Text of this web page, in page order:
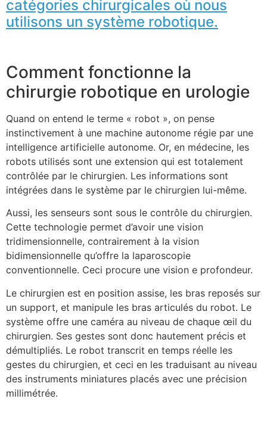
catégories chirurgicales où nous
utilisons un système robotique.
Comment fonctionne la
chirurgie robotique en urologie
Quand on entend le terme « robot », on pense
instinctivement à une machine autonome régie par une
intelligence artificielle autonome. Or, en médecine, les
robots utilisés sont une extension qui est totalement
contrôlée par le chirurgien. Les informations sont
intégrées dans le système par le chirurgien lui-même.
Aussi, les senseurs sont sous le contrôle du chirurgien.
Cette technologie permet d’avoir une vision
tridimensionnelle, contrairement à la vision
bidimensionnelle qu’offre la laparoscopie
conventionnelle. Ceci procure une vision e profondeur.
Le chirurgien est en position assise, les bras reposés sur
un support, et manipule les bras articulés du robot. Le
système offre une caméra au niveau de chaque œil du
chirurgien. Ses gestes sont donc hautement précis et
démultipliés. Le robot transcrit en temps réelle les
gestes du chirurgien, et ceci en les traduisant au niveau
des instruments miniatures placés avec une précision
millimétrée.